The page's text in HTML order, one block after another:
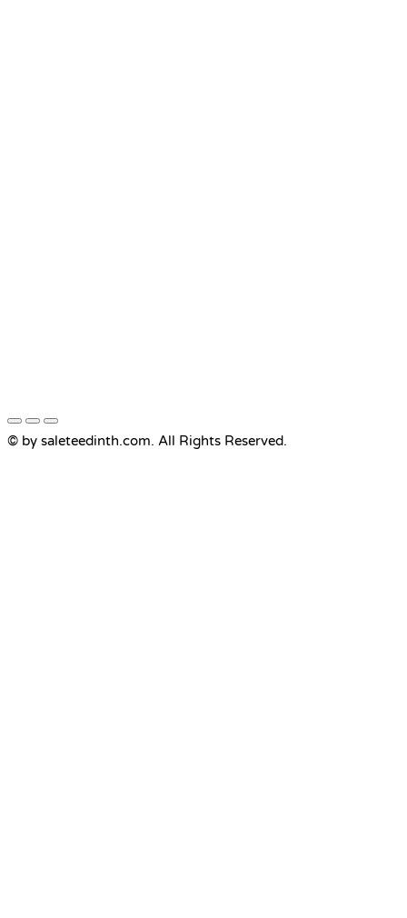
© by saleteedinth.com. All Rights Reserved.